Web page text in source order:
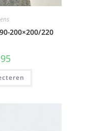
200×200/220